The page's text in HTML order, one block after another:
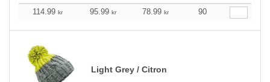
114.99 kr 95.99 kr 78.99 kr 90
Light Grey / Citron